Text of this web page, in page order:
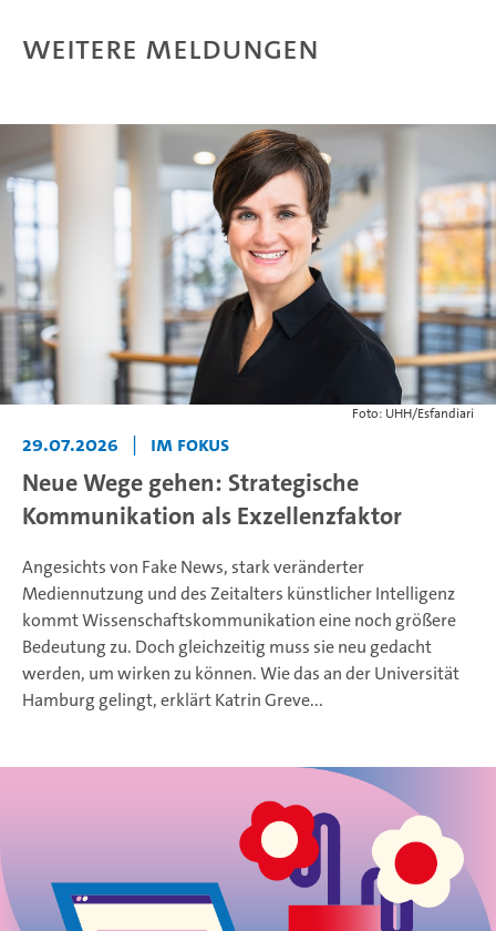
Weitere Meldungen
Foto: UHH/Esfandiari
29.07.2026 Im Fokus
Neue Wege gehen: Strategische
Kommunikation als Exzellenzfaktor
Angesichts von Fake News, stark veränderter
Mediennutzung und des Zeitalters künstlicher Intelligenz
kommt Wissenschaftskommunikation eine noch größere
Bedeutung zu. Doch gleichzeitig muss sie neu gedacht
werden, um wirken zu können. Wie das an der Universität
Hamburg gelingt, erklärt Katrin Greve...